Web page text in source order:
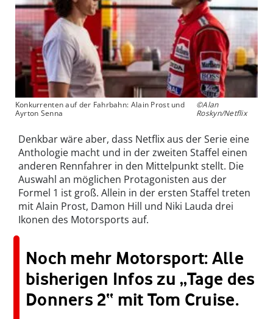
Konkurrenten auf der Fahrbahn: Alain Prost und
Ayrton Senna
©Alan
Roskyn/Netflix
Denkbar wäre aber, dass Netflix aus der Serie eine
Anthologie macht und in der zweiten Staffel einen
anderen Rennfahrer in den Mittelpunkt stellt. Die
Auswahl an möglichen Protagonisten aus der
Formel 1 ist groß. Allein in der ersten Staffel treten
mit Alain Prost, Damon Hill und Niki Lauda drei
Ikonen des Motorsports auf.
Noch mehr Motorsport: Alle
bisherigen Infos zu „Tage des
Donners 2“ mit Tom Cruise.